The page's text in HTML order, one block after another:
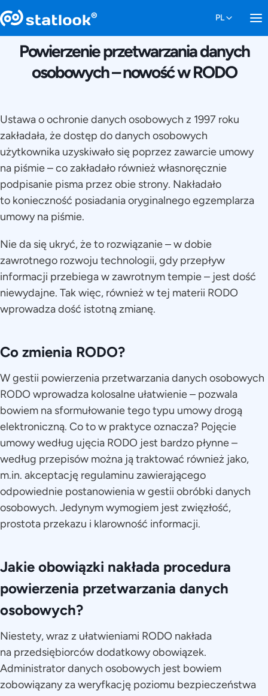
13 KWIETNIA 2018
Powierzenie przetwarzania danych
osobowych – nowość w RODO
Ustawa o ochronie danych osobowych z 1997 roku
zakładała, że dostęp do danych osobowych
użytkownika uzyskiwało się poprzez zawarcie umowy
na piśmie – co zakładało również własnoręcznie
podpisanie pisma przez obie strony. Nakładało
to konieczność posiadania oryginalnego egzemplarza
umowy na piśmie.
Nie da się ukryć, że to rozwiązanie – w dobie
zawrotnego rozwoju technologii, gdy przepływ
informacji przebiega w zawrotnym tempie – jest dość
niewydajne. Tak więc, również w tej materii RODO
wprowadza dość istotną zmianę.
Co zmienia RODO?
W gestii powierzenia przetwarzania danych osobowych
RODO wprowadza kolosalne ułatwienie – pozwala
bowiem na sformułowanie tego typu umowy drogą
elektroniczną. Co to w praktyce oznacza? Pojęcie
umowy według ujęcia RODO jest bardzo płynne –
według przepisów można ją traktować również jako,
m.in. akceptację regulaminu zawierającego
odpowiednie postanowienia w gestii obróbki danych
osobowych. Jedynym wymogiem jest zwięzłość,
prostota przekazu i klarowność informacji.
Jakie obowiązki nakłada procedura
powierzenia przetwarzania danych
osobowych?
Niestety, wraz z ułatwieniami RODO nakłada
na przedsiębiorców dodatkowy obowiązek.
Administrator danych osobowych jest bowiem
zobowiązany za weryfkację poziomu bezpieczeństwa